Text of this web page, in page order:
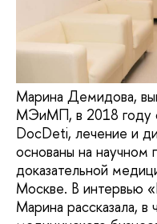
Марина Демидова,
МЭиМП, в 2018 году
DocDeti, лечение и
основаны на
доказательной
Москве. В интервью
Марина рассказала,